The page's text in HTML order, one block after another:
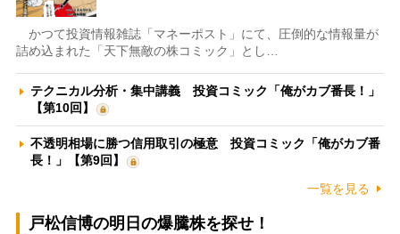
かつて投資情報雑誌「マネーポスト」にて、圧倒的な情報量が
詰め込まれた「天下無敵の株コミック」とし…
テクニカル分析・集中講義 投資コミック「俺がカブ番長！」
【第10回】
不透明相場に勝つ信用取引の極意 投資コミック「俺がカブ番
長！」【第9回】
一覧を見る
戸松信博の明日の爆騰株を探せ！